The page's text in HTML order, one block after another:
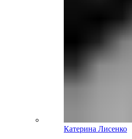
Катерина Лисенко